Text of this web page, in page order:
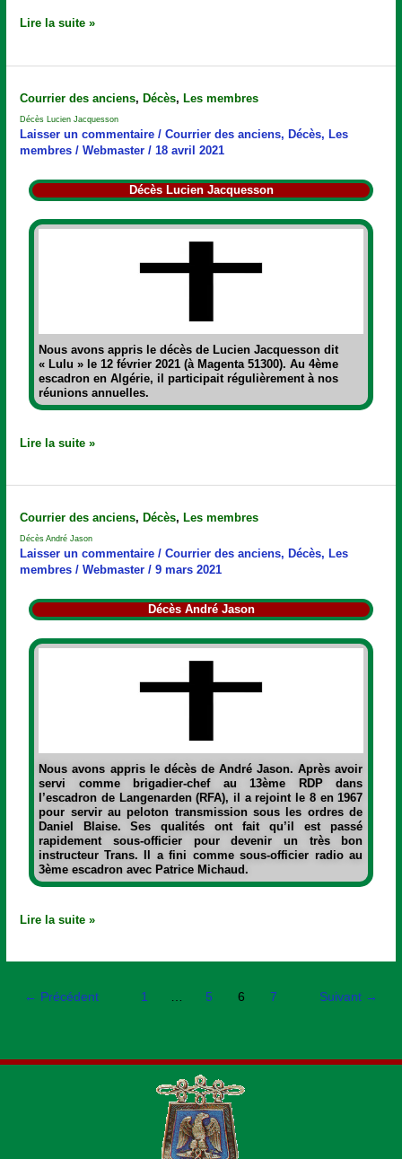
Lire la suite »
Courrier des anciens, Décès, Les membres
Décès Lucien Jacquesson
Laisser un commentaire /Courrier des anciens, Décès, Les
membres /Webmaster/ 18 avril 2021
Décès Lucien Jacquesson
Nous avons appris le décès deLucien Jacquesson dit
« Lulu » le 12 février 2021 (à Magenta 51300). Au 4ème
escadron en Algérie, il participait régulièrement à nos
réunions annuelles.
Décès
Jacquesson
Lire la suite »
Courrier des anciens, Décès, Les membres
Décès André Jason
Laisser un commentaire /Courrier des anciens, Décès, Les
membres /Webmaster/9 mars 2021
Décès André Jason
Nous avons appris le décès deAndré Jason. Après avoir
servi comme brigadier-chef au 13ème RDP dans
l’escadron de Langenarden (RFA), il a rejoint le 8 en 1967
pour servir au peloton transmission sous les ordres de
Daniel Blaise. Ses qualités ont fait qu’il est passé
rapidement sous-officier pour devenir un très bon
instructeur Trans. Il a fini comme sous-officier radio au
3ème escadron avec Patrice Michaud.
Décès
André
Jason
Lire la suite »
← Précédent 1 5 6 7 Suivant →